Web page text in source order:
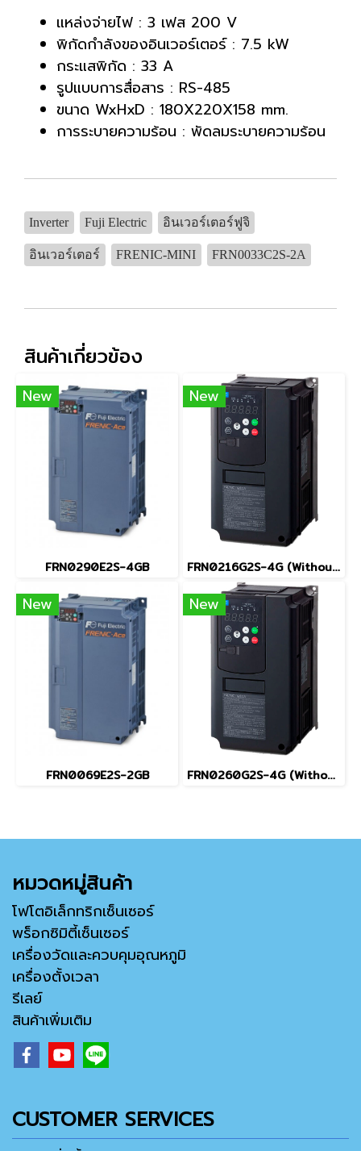
แหล่งจ่ายไฟ : 3 เฟส 200 V
พิกัดกำลังของอินเวอร์เตอร์ : 7.5 kW
กระแสพิกัด : 33 A
รูปแบบการสื่อสาร : RS-485
ขนาด WxHxD : 180X220X158 mm.
การระบายความร้อน : พัดลมระบายความร้อน
Inverter Fuji Electric อินเวอร์เตอร์ฟูจิ
อินเวอร์เตอร์ FRENIC-MINI FRN0033C2S-2A
สินค้าเกี่ยวข้อง
New
FRN0290E2S-4GB
New
FRN0216G2S-4G (Without Keypad)
New
FRN0069E2S-2GB
New
FRN0260G2S-4G (Without Keypad)
หมวดหมู่สินค้า
โฟโตอิเล็กทริกเซ็นเซอร์
พร็อกซิมิตี้เซ็นเซอร์
เครื่องวัดและควบคุมอุณหภูมิ
เครื่องตั้งเวลา
รีเลย์
สินค้าเพิ่มเติม
CUSTOMER SERVICES